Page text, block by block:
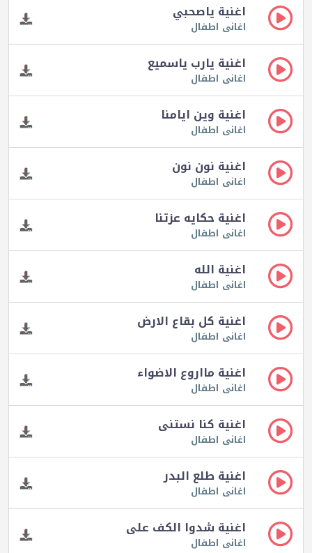
اغنية ياصحبي
اغانى اطفال
اغنية يارب ياسميع
اغانى اطفال
اغنية وين ايامنا
اغانى اطفال
اغنية نون نون
اغانى اطفال
اغنية حكايه عزتنا
اغانى اطفال
اغنية الله
اغانى اطفال
اغنية كل بقاع الارض
اغانى اطفال
اغنية مااروع الاضواء
اغانى اطفال
اغنية كنا نستنى
اغانى اطفال
اغنية طلع البدر
اغانى اطفال
اغنية شدوا الكف على
اغانى اطفال